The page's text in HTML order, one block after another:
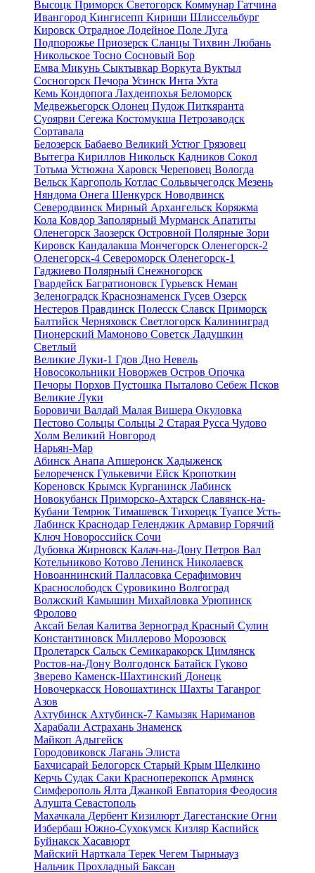
Высоцк Приморск Светогорск Коммунар Гатчина
Ивангород Кингисепп Кириши Шлиссельбург
Кировск Отрадное Лодейное Поле Луга
Подпорожье Приозерск Сланцы Тихвин Любань
Никольское Тосно Сосновый Бор
Емва Микунь Сыктывкар Воркута Вуктыл
Сосногорск Печора Усинск Инта Ухта
Кемь Кондопога Лахденпохья Беломорск
Медвежьегорск Олонец Пудож Питкяранта
Суоярви Сегежа Костомукша Петрозаводск
Сортавала
Белозерск Бабаево Великий Устюг Грязовец
Вытегра Кириллов Никольск Кадников Сокол
Тотьма Устюжна Харовск Череповец Вологда
Вельск Каргополь Котлас Сольвычегодск Мезень
Няндома Онега Шенкурск Новодвинск
Северодвинск Мирный Архангельск Коряжма
Кола Ковдор Заполярный Мурманск Апатиты
Оленегорск Заозерск Островной Полярные Зори
Кировск Кандалакша Мончегорск Оленегорск-2
Оленегорск-4 Североморск Оленегорск-1
Гаджиево Полярный Снежногорск
Гвардейск Багратионовск Гурьевск Неман
Зеленоградск Краснознаменск Гусев Озерск
Нестеров Правдинск Полесск Славск Приморск
Балтийск Черняховск Светлогорск Калининград
Пионерский Мамоново Советск Ладушкин
Светлый
Великие Луки-1 Гдов Дно Невель
Новосокольники Новоржев Остров Опочка
Печоры Порхов Пустошка Пыталово Себеж Псков
Великие Луки
Боровичи Валдай Малая Вишера Окуловка
Пестово Сольцы Сольцы 2 Старая Русса Чудово
Холм Великий Новгород
Нарьян-Мар
Абинск Анапа Апшеронск Хадыженск
Белореченск Гулькевичи Ейск Кропоткин
Кореновск Крымск Курганинск Лабинск
Новокубанск Приморско-Ахтарск Славянск-на-
Кубани Темрюк Тимашевск Тихорецк Туапсе Усть-
Лабинск Краснодар Геленджик Армавир Горячий
Ключ Новороссийск Сочи
Дубовка Жирновск Калач-на-Дону Петров Вал
Котельниково Котово Ленинск Николаевск
Новоаннинский Палласовка Серафимович
Краснослободск Суровикино Волгоград
Волжский Камышин Михайловка Урюпинск
Фролово
Аксай Белая Калитва Зерноград Красный Сулин
Константиновск Миллерово Морозовск
Пролетарск Сальск Семикаракорск Цимлянск
Ростов-на-Дону Волгодонск Батайск Гуково
Зверево Каменск-Шахтинский Донецк
Новочеркасск Новошахтинск Шахты Таганрог
Азов
Ахтубинск Ахтубинск-7 Камызяк Нариманов
Харабали Астрахань Знаменск
Майкоп Адыгейск
Городовиковск Лагань Элиста
Бахчисарай Белогорск Старый Крым Щелкино
Керчь Судак Саки Красноперекопск Армянск
Симферополь Ялта Джанкой Евпатория Феодосия
Алушта Севастополь
Махачкала Дербент Кизилюрт Дагестанские Огни
Избербаш Южно-Сухокумск Кизляр Каспийск
Буйнакск Хасавюрт
Майский Нарткала Терек Чегем Тырныауз
Нальчик Прохладный Баксан